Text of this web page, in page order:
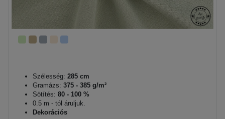
Szélesség: 285 cm
Gramázs: 375 - 385 g/m²
Sötítés: 80 - 100 %
0.5 m - tól áruljuk.
Dekorációs